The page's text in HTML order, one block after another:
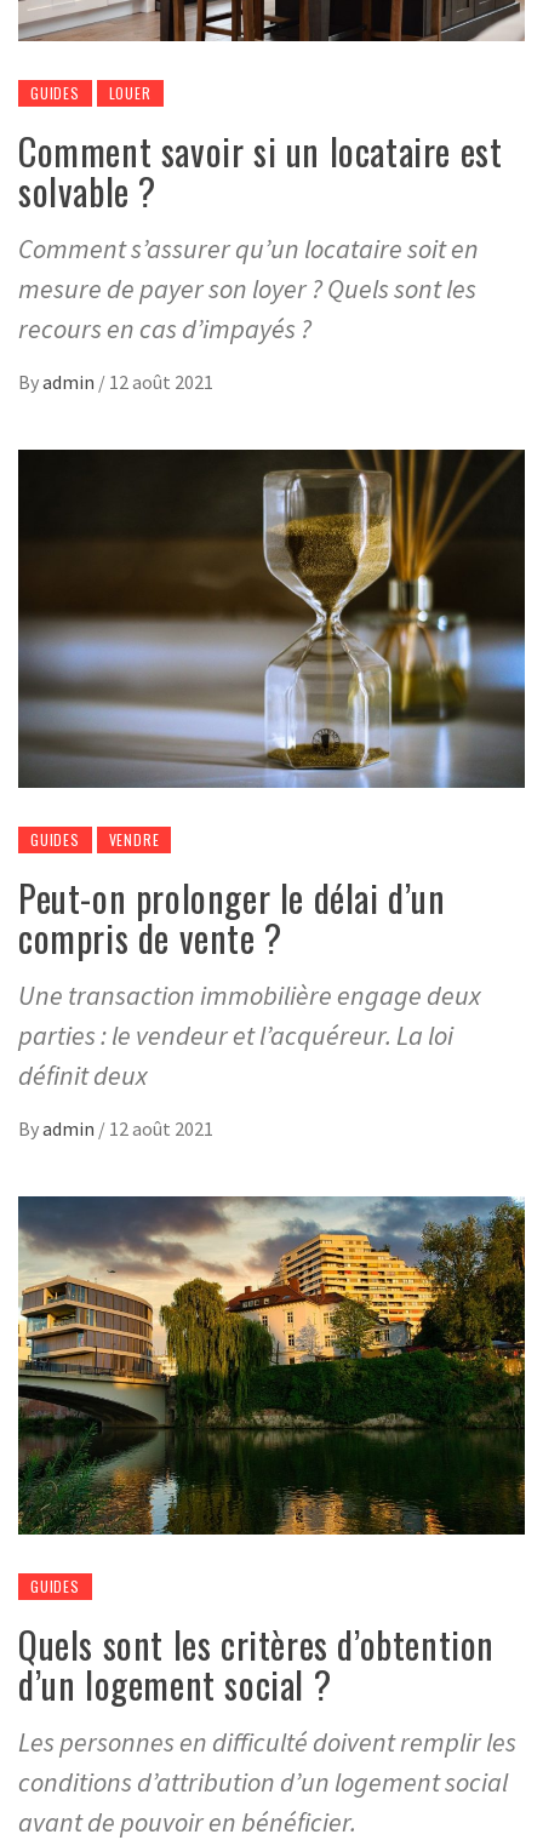
GUIDES LOUER
Comment savoir si un locataire est
solvable ?
Comment s’assurer qu’un locataire soit en
mesure de payer son loyer ? Quels sont les
recours en cas d’impayés ?
Byadmin / 12 août 2021
GUIDES VENDRE
Peut-on prolonger le délai d’un
compris de vente ?
Une transaction immobilière engage deux
parties : le vendeur et l’acquéreur. La loi
définit deux
Byadmin / 12 août 2021
GUIDES
Quels sont les critères d’obtention
d’un logement social ?
Les personnes en difficulté doivent remplir les
conditions d’attribution d’un logement social
avant de pouvoir en bénéficier.